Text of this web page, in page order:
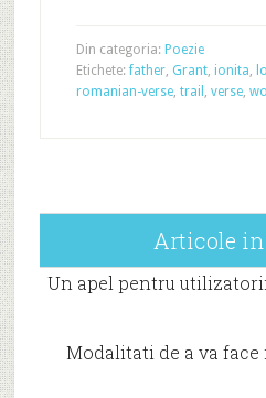
Din categoria: Poezie
Etichete:father, Grant, ionita,
romanian-verse, trail , verse,
Articole
Un apel pentru
Modalitati de a va